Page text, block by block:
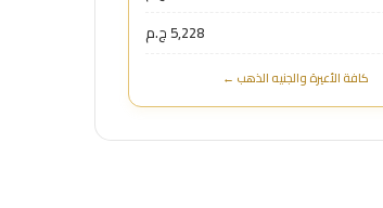
5,228 ج.م
كافة الأعيرة والجنيه الذهب ←